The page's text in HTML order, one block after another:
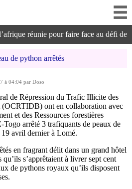
réunie pour faire face au défi de
de python arrêtés
à 04:04 par Doso
de Répression du Trafic Illicite des
ont en collaboration avec
et des Ressources forestières
arrêté 3 trafiquants de peaux de
avril dernier à Lomé.
en fragrant délit dans un grand hôtel
s’apprêtaient à livrer sept cent
de pythons royaux qu’ils disposent